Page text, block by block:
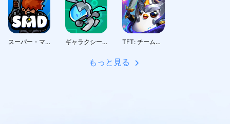
スーパー・マリーン・ディフェンス ギャラクシーガード TFT: チームファイト タクティクス
もっと見る